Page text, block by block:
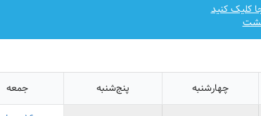
کلیک کنید
چهارشنبه پنج‌شنبه جمعه